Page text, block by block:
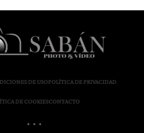
DE USOPOLÍTICA DE PRIVACIDAD
DE COOKIESCONTACTO